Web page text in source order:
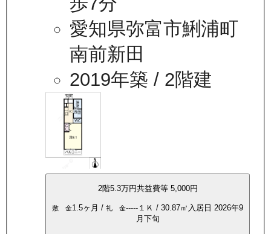
愛知県弥富市鯏浦町
南前新田
2019年築 / 2階建
2階5.3万円共益費等 5,000円
敷 金1.5ヶ月 / 礼 金----- １Ｋ / 30.87㎡ 入居日 2026年9
月下旬